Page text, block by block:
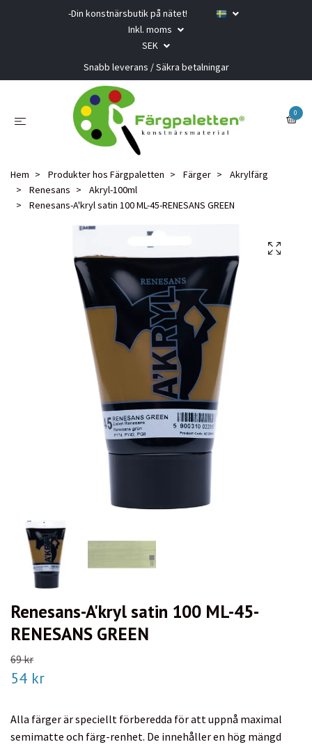
-Din konstnärsbutik på nätet!
Inkl. moms
SEK
Snabb leverans / Säkra betalningar
0
Hem Produkter hos Färgpaletten Färger
Akrylfärg
Renesans
Akryl-100ml
Renesans-A'kryl satin 100 ML-45-RENESANS GREEN
Renesans-A'kryl satin 100 ML-45-
RENESANS GREEN
69 kr
54 kr
Alla färger är speciellt förberedda för att uppnå maximal
semimatte och färg-renhet. De innehåller en hög mängd